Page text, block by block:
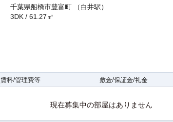
千葉県船橋市豊富町 （白井駅）
3DK / 61.27㎡
賃料/管理費等 敷金/保証金/礼金
現在募集中の部屋はありません